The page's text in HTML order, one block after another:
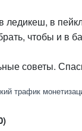
ледикеш, в
чтобы и в
советы.
трафик